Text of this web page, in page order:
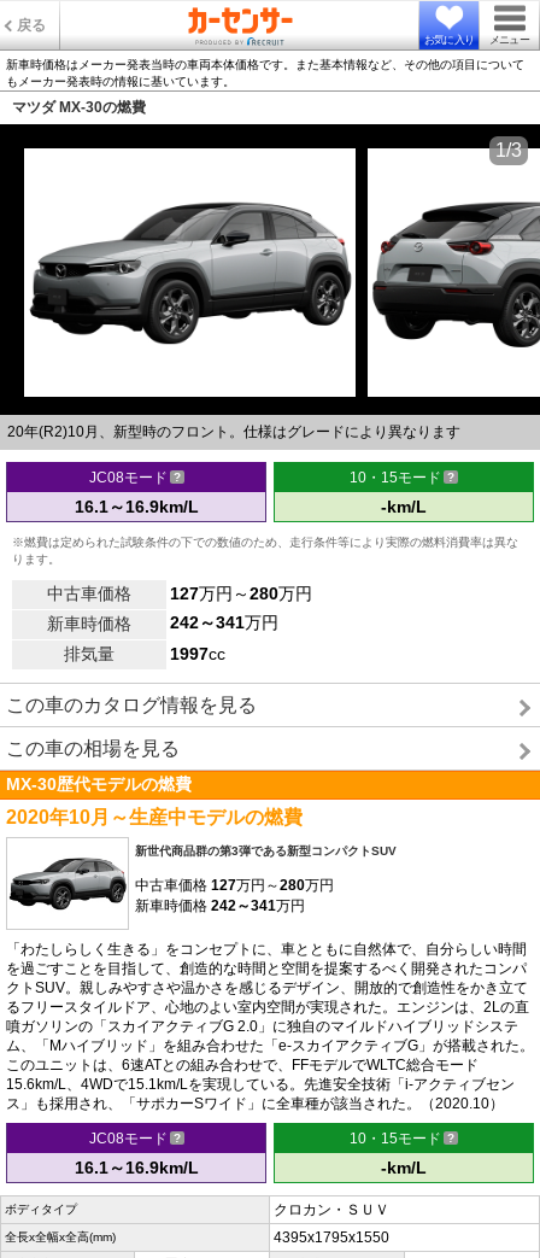
戻る
お気に入り メニュー
新車時価格はメーカー発表当時の車両本体価格です。また基本情報など、その他の項目について
もメーカー発表時の情報に基いています。
マツダ MX-30の燃費
20年(R2)10月、新型時のフロント。仕様はグレードにより異なります
1/3
JC08モード
16.1～16.9km/L
10・15モード
-km/L
※燃費は定められた試験条件の下での数値のため、走行条件等により実際の燃料消費率は異な
ります。
中古車価格 127万円～280万円
新車時価格
242～341万円
排気量
1997cc
この車のカタログ情報を見る
この車の相場を見る
MX-30歴代モデルの燃費
2020年10月～生産中モデルの燃費
新世代商品群の第3弾である新型コンパクトSUV
中古車価格 127万円～280万円
新車時価格 242～341万円
「わたしらしく生きる」をコンセプトに、車とともに自然体で、自分らしい時間
を過ごすことを目指して、創造的な時間と空間を提案するべく開発されたコンパ
クトSUV。親しみやすさや温かさを感じるデザイン、開放的で創造性をかき立て
るフリースタイルドア、心地のよい室内空間が実現された。エンジンは、2Lの直
噴ガソリンの「スカイアクティブG 2.0」に独自のマイルドハイブリッドシステ
ム、「Mハイブリッド」を組み合わせた「e-スカイアクティブG」が搭載された。
このユニットは、6速ATとの組み合わせで、FFモデルでWLTC総合モード
15.6km/L、4WDで15.1km/Lを実現している。先進安全技術「i-アクティブセン
ス」も採用され、「サポカーSワイド」に全車種が該当された。（2020.10）
JC08モード
16.1～16.9km/L
10・15モード
-km/L
ボディタイプ クロカン・ＳＵＶ
全長x全幅x全高(mm) 4395x1795x1550